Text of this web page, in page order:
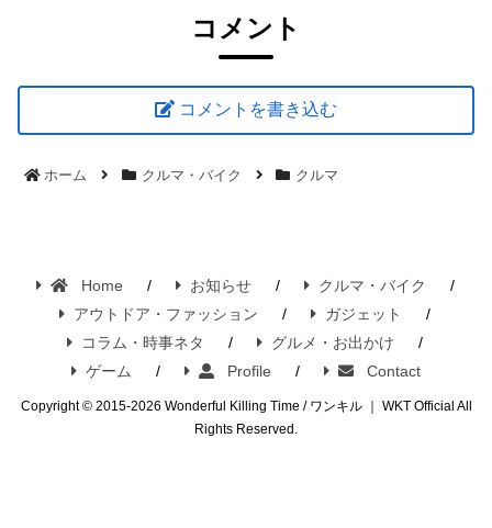
コメント
コメントを書き込む
ホーム クルマ・バイク クルマ
Home お知らせ
クルマ・バイク
アウトドア・ファッション
ガジェット
コラム・時事ネタ
グルメ・お出かけ
ゲーム
Profile Contact
Copyright © 2015-2026 Wonderful Killing Time / ワンキル ｜ WKT Official All
Rights Reserved.